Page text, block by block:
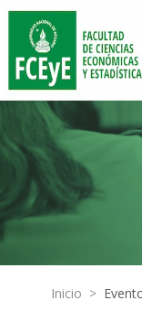
Inicio >